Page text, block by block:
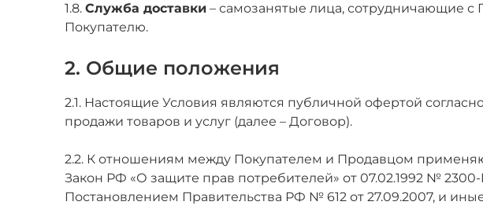
1.8. Служба доставки – самозанятые лица, сотрудничающие с
Покупателю.
2. Общие положения
2.1. Настоящие Условия являются публичной офертой
продажи товаров и услуг (далее – Договор).
2.2. К отношениям между Покупателем и Продавцом
Закон РФ «О защите прав потребителей» от 07.02.1992 №
Постановлением Правительства РФ № 612 от 27.09.2007, и